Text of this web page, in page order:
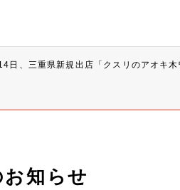
日、三重県新規出店「クスリのアオキ
知らせ